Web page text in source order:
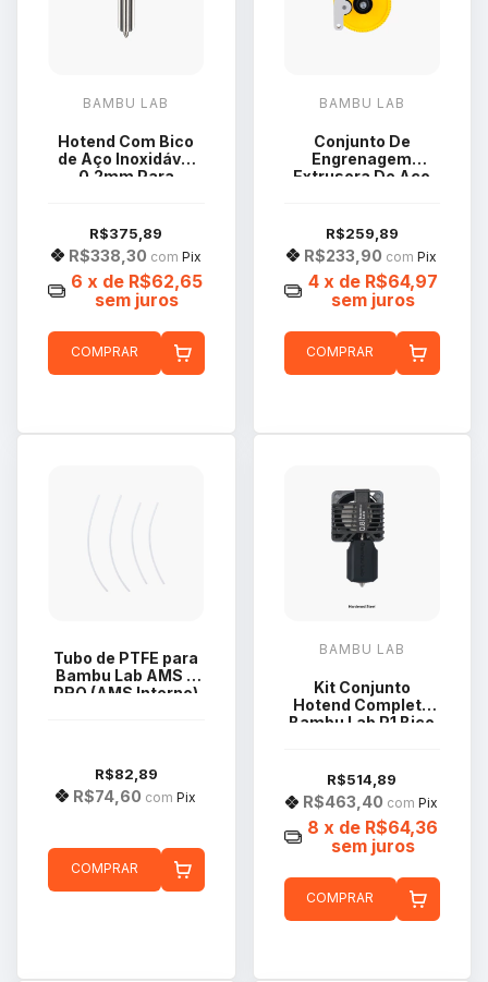
BAMBU LAB
Hotend Com Bico
de Aço Inoxidável
0.2mm Para
FAH026
R$375,89
R$338,30 com Pix
6 x de R$62,65
sem juros
COMPRAR
BAMBU LAB
Conjunto De
Engrenagem
Extrusora De Aço
R$259,89
R$233,90 com Pix
4 x de R$64,97
sem juros
COMPRAR
Tubo de PTFE para
Bambu Lab AMS 2
PRO (AMS Interno)
R$82,89
R$74,60 com Pix
COMPRAR
BAMBU LAB
Kit Conjunto
Hotend Completo
Bambu Lab P1 Bico
R$514,89
R$463,40 com Pix
8 x de R$64,36
sem juros
COMPRAR